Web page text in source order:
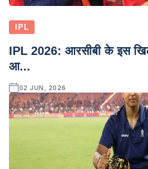
IPL
IPL 2026: आरसीबी के इस
आ...
02 JUN, 2026